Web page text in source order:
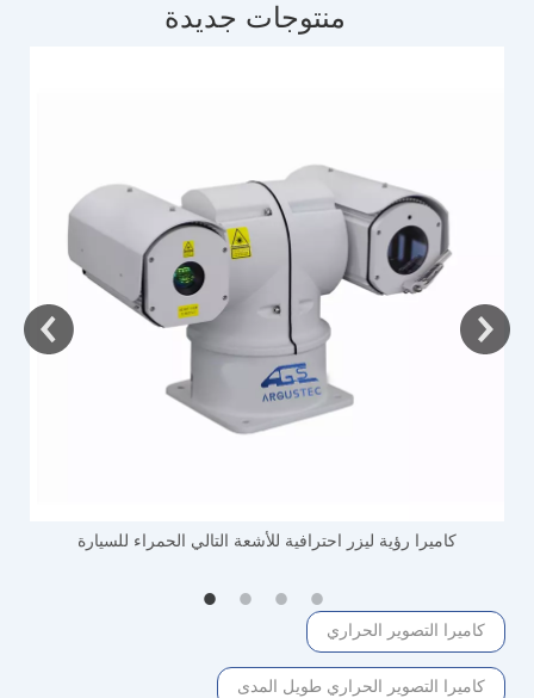
منتوجات جديدة
كاميرا رؤية ليزر احترافية للأشعة التالي الحمراء للسيارة
كاميرا التصوير الحراري
كاميرا التصوير الحراري طويل المدى